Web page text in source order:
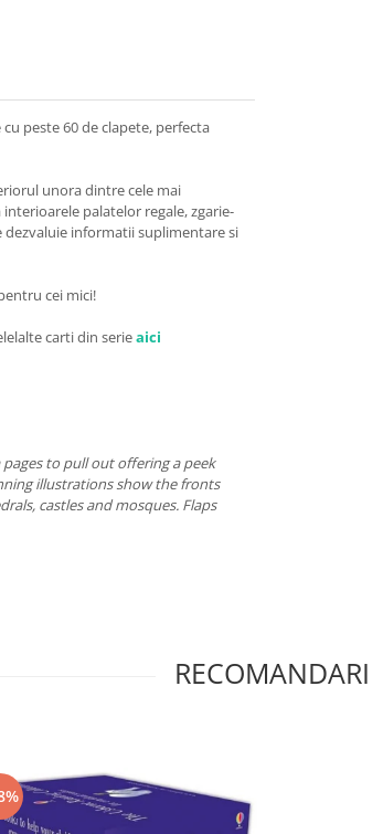
peste 60 de clapete, perfecta
unora dintre cele mai
palatelor regale, zgarie-
dezvaluie informatii suplimentare si
cei mici!
carti din serieaici
to pull out offering a peek
illustrations show the fronts
castles and mosques. Flaps
RECOMANDARI